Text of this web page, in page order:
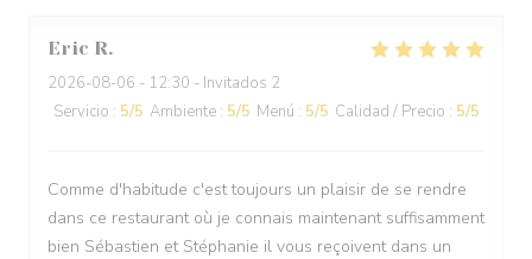
Eric R
2026-08-06 - 12:30 - Invitados 2
Servicio : 5/5 Ambiente : 5/5 Menú : 5/5 Calidad / Precio : 5/5
Comme d'habitude c'est toujours un plaisir de se rendre
dans ce restaurant où je connais maintenant suffisamment
bien Sébastien et Stéphanie il vous reçoivent dans un